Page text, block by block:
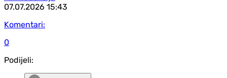
07.07.2026 15:43
Komentari:
0
Podijeli: